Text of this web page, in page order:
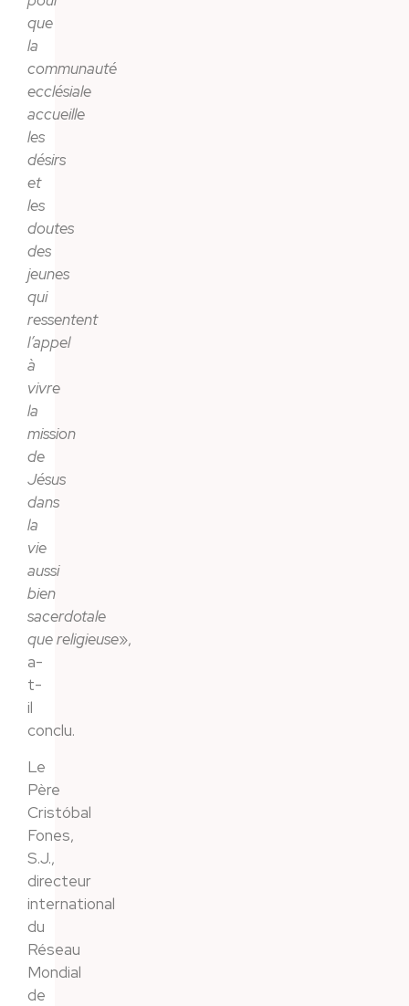
que
la
communauté
ecclésiale
accueille
les
désirs
et
les
doutes
des
jeunes
qui
ressentent
l’appel
à
vivre
la
mission
de
Jésus
dans
la
vie
aussi
bien
sacerdotale
quereligieuse»,
a-
t-
il
conclu.
Le
Père
Cristóbal
Fones,
S.J.,
directeur
international
du
Réseau
Mondial
de